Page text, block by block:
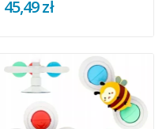
45,49 zł